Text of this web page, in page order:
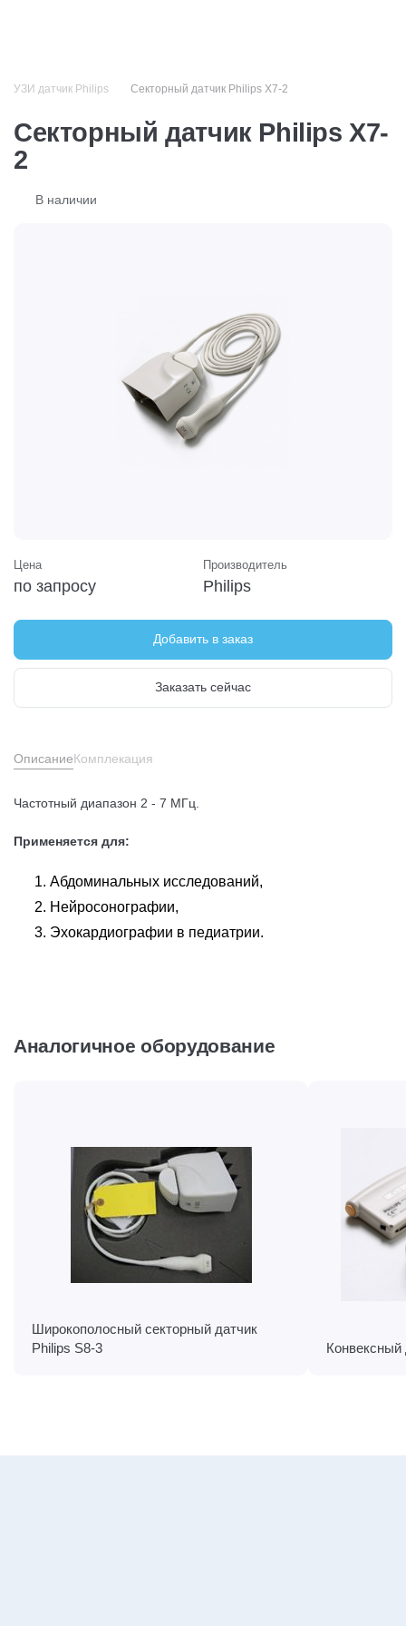
УЗИ датчик Philips Секторный датчик Philips X7-2
Секторный датчик Philips X7-
2
В наличии
Цена
по запросу
Производитель
Philips
Добавить в заказ
Заказать сейчас
ОписаниеКомплекация
Частотный диапазон 2 - 7 МГц.
Применяется для:
Абдоминальных исследований,
Нейросонографии,
Эхокардиографии в педиатрии.
Аналогичное оборудование
Широкополосный секторный датчик
Philips S8-3
Конвексный